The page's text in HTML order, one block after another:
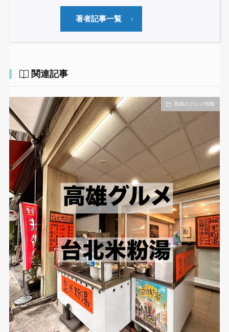
著者記事一覧
関連記事
高雄のグルメ情報